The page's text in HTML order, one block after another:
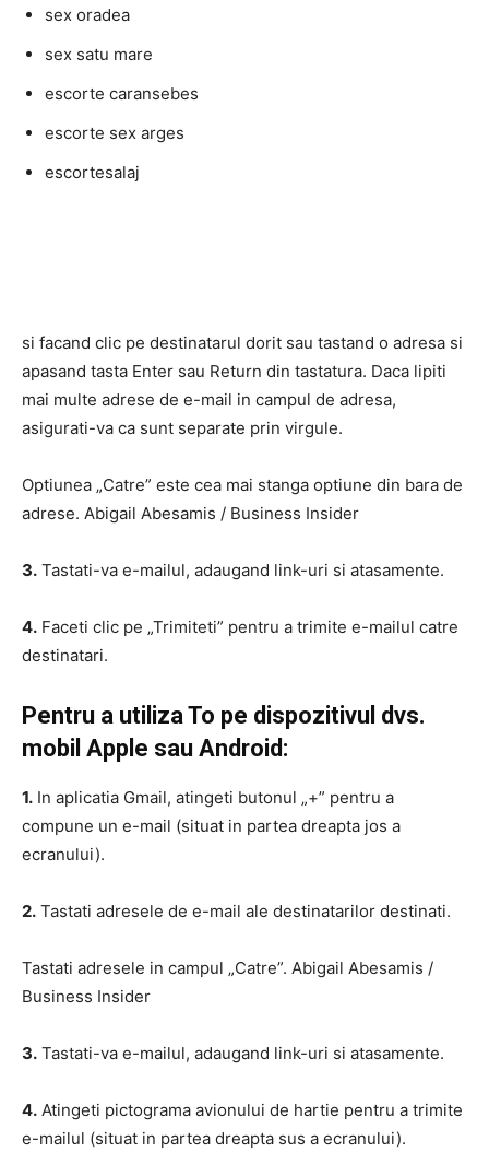
sex oradea
sex satu mare
escorte caransebes
escorte sex arges
escortesalaj
si facand clic pe destinatarul dorit sau tastand o adresa si
apasand tasta Enter sau Return din tastatura. Daca lipiti
mai multe adrese de e-mail in campul de adresa,
asigurati-va ca sunt separate prin virgule.
Optiunea „Catre” este cea mai stanga optiune din bara de
adrese. Abigail Abesamis / Business Insider
3. Tastati-va e-mailul, adaugand link-uri si atasamente.
4. Faceti clic pe „Trimiteti” pentru a trimite e-mailul catre
destinatari.
Pentru a utiliza To pe dispozitivul dvs.
mobil Apple sau Android:
1. In aplicatia Gmail, atingeti butonul „+” pentru a
compune un e-mail (situat in partea dreapta jos a
ecranului).
2. Tastati adresele de e-mail ale destinatarilor destinati.
Tastati adresele in campul „Catre”. Abigail Abesamis /
Business Insider
3. Tastati-va e-mailul, adaugand link-uri si atasamente.
4. Atingeti pictograma avionului de hartie pentru a trimite
e-mailul (situat in partea dreapta sus a ecranului).